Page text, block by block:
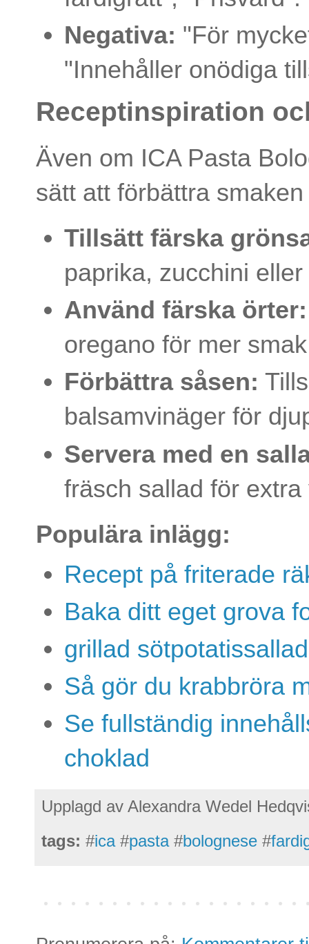
Negativa: "För
"Innehåller onödiga
Receptinspiration
Även om ICA Pasta
sätt att förbättra
Tillsätt färska
paprika, zucchini
Använd färska örter:
oregano för mer
Förbättra såsen:
balsamvinäger för
Servera med en
fräsch sallad för
Populära inlägg:
Recept på friterade
Baka ditt eget grova
grillad
Så gör du krabbröra
Se fullständig
choklad
Upplagd av Alexandra Wedel
tags: #ica#pasta#bolognese #